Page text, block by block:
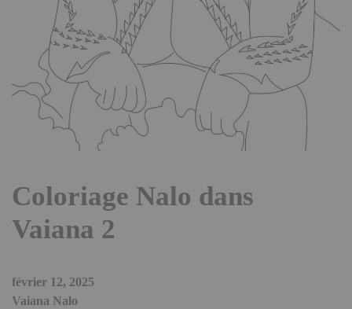
Coloriage Nalo dans
Vaiana 2
février 12, 2025
Vaiana Nalo